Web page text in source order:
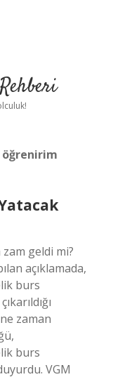
öğrenirim
geldi mi?
açıklamada,
burs
zaman
burs
VGM